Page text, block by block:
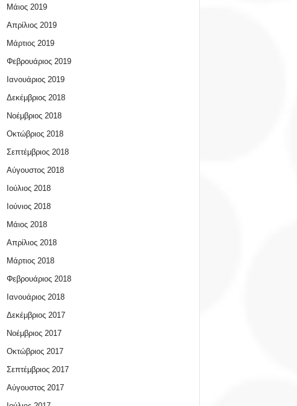
Μάιος 2019
Απρίλιος 2019
Μάρτιος 2019
Φεβρουάριος 2019
Ιανουάριος 2019
Δεκέμβριος 2018
Νοέμβριος 2018
Οκτώβριος 2018
Σεπτέμβριος 2018
Αύγουστος 2018
Ιούλιος 2018
Ιούνιος 2018
Μάιος 2018
Απρίλιος 2018
Μάρτιος 2018
Φεβρουάριος 2018
Ιανουάριος 2018
Δεκέμβριος 2017
Νοέμβριος 2017
Οκτώβριος 2017
Σεπτέμβριος 2017
Αύγουστος 2017